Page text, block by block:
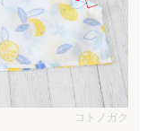
コトノガク